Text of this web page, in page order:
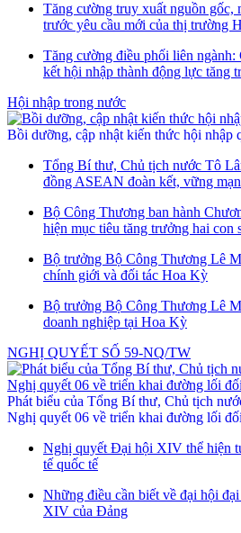
Tăng cường truy xuất nguồn gốc,
trước yêu cầu mới của thị trường
Tăng cường điều phối liên ngành:
kết hội nhập thành động lực tăng
Hội nhập trong nước
Bồi dưỡng, cập nhật kiến thức hội nhập
Tổng Bí thư, Chủ tịch nước Tô
đồng ASEAN đoàn kết, vững
Bộ Công Thương ban hành
hiện mục tiêu tăng trưởng hai con
Bộ trưởng Bộ Công Thương Lê
chính giới và đối tác Hoa Kỳ
Bộ trưởng Bộ Công Thương Lê
doanh nghiệp tại Hoa Kỳ
NGHỊ QUYẾT SỐ 59-NQ/TW
Phát biểu của Tổng Bí thư, Chủ tịch
Nghị quyết 06 về triển khai đường lối
Nghị quyết Đại hội XIV thể hiện
tế quốc tế
Những điều cần biết về đại hội
XIV của Đảng